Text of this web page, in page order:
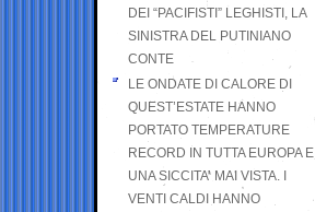
DEI “PACIFISTI” LEGHISTI, LA
SINISTRA DEL PUTINIANO
CONTE
LE ONDATE DI CALORE DI
QUEST’ESTATE HANNO
PORTATO TEMPERATURE
RECORD IN TUTTA EUROPA E
UNA SICCITA’ MAI VISTA. I
VENTI CALDI HANNO